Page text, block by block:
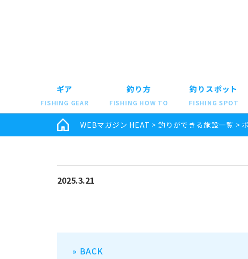
ギア
FISHING GEAR
釣り方
FISHING HOW TO
釣りスポット
FISHING SPOT
WEBマガジン HEAT >釣りができる施設一覧 >
2025.3.21
» BACK